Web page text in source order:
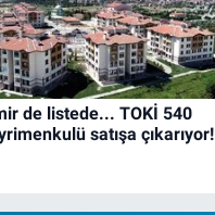
de listede... TOKİ 540
satışa çıkarıyor!